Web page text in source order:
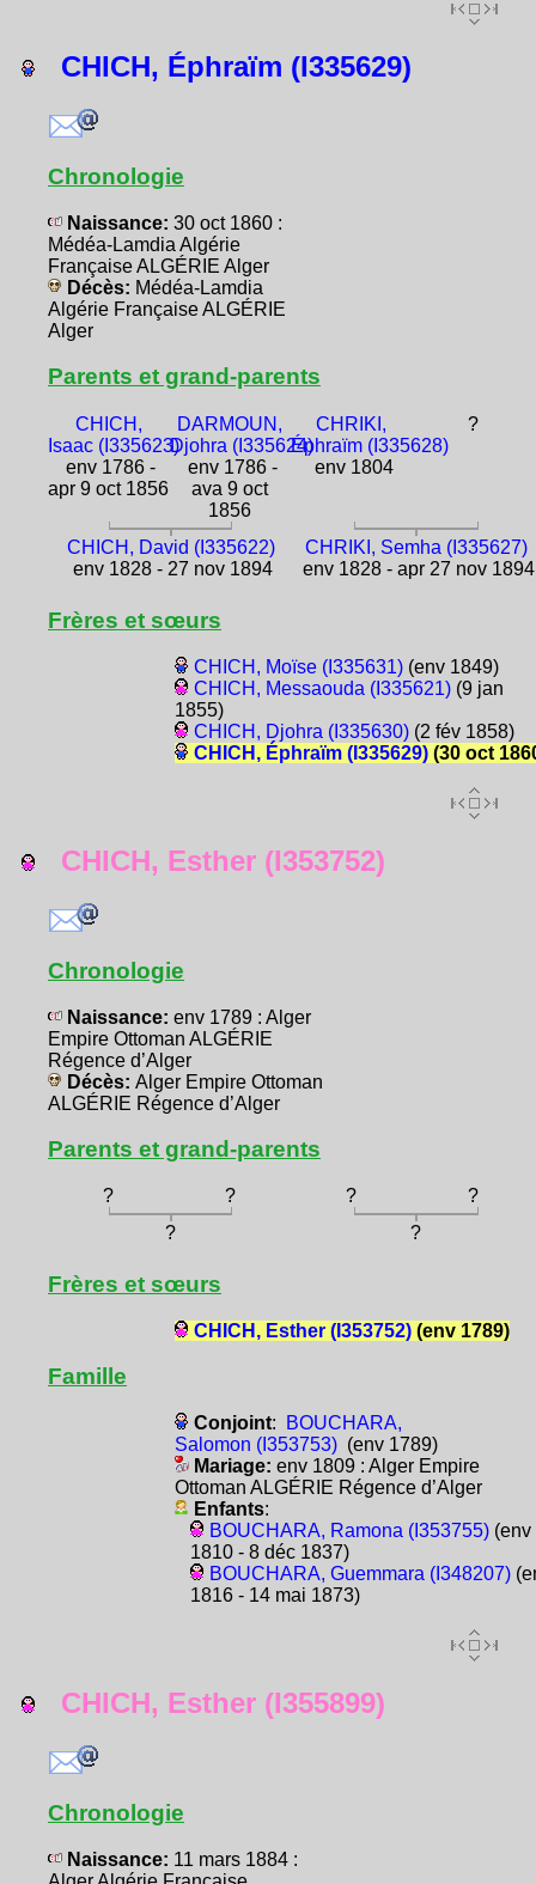
CHICH, Éphraïm (I335629)
Chronologie
Naissance: 30 oct 1860 :
Médéa-Lamdia Algérie
Française ALGÉRIE Alger
Décès: Médéa-Lamdia
Algérie Française ALGÉRIE
Alger
Parents et grand-parents
CHICH,
Isaac (I335623)
env 1786 -
apr 9 oct 1856
DARMOUN,
Djohra (I335624)
env 1786 -
ava 9 oct
1856
CHRIKI,
Éphraïm (I335628)
env 1804
?
CHICH, David (I335622)
env 1828 - 27 nov 1894
CHRIKI, Semha (I335627)
env 1828 - apr 27 nov 1894
Frères et sœurs
CHICH, Moïse (I335631)(env 1849)
CHICH, Messaouda (I335621)(9 jan
1855)
CHICH, Djohra (I335630)(2 fév 1858)
CHICH, Éphraïm (I335629)(30 oct
CHICH, Esther (I353752)
Chronologie
Naissance: env 1789 : Alger
Empire Ottoman ALGÉRIE
Régence d’Alger
Décès: Alger Empire Ottoman
ALGÉRIE Régence d’Alger
Parents et grand-parents
? ? ?
?
?
?
Frères et sœurs
CHICH, Esther (I353752)(env 1789)
Famille
Conjoint:
BOUCHARA,
Salomon (I353753)(env 1789)
Mariage: env 1809 : Alger Empire
Ottoman ALGÉRIE Régence d’Alger
Enfants:
BOUCHARA, Ramona (I353755)(env
1810 - 8 déc 1837)
BOUCHARA, Guemmara (I348207)
1816 - 14 mai 1873)
CHICH, Esther (I355899)
Chronologie
Naissance: 11 mars 1884 :